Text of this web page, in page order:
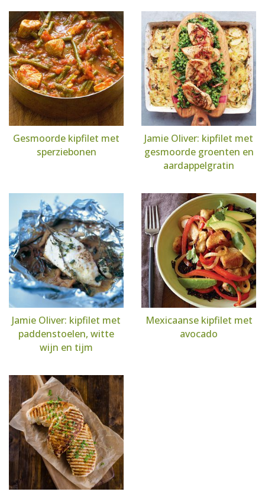
Gesmoorde kipfilet met
sperziebonen
Jamie Oliver: kipfilet met
gesmoorde groenten en
aardappelgratin
Jamie Oliver: kipfilet met
paddenstoelen, witte
wijn en tijm
Mexicaanse kipfilet met
avocado